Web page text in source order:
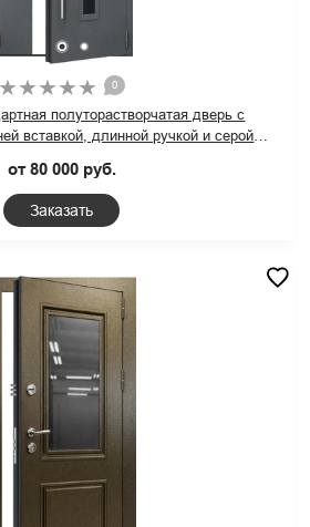
0
полуторастворчатая дверь с
вставкой, длинной ручкой и серой
от 80 000 руб.
Заказать